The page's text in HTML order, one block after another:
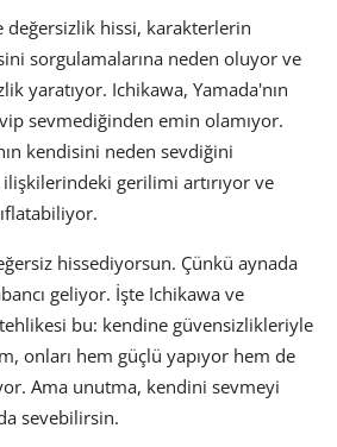
değersizlik hissi, karakterlerin
sorgulamalarına neden oluyor ve
yaratıyor. Ichikawa, Yamada'nın
sevmediğinden emin olamıyor.
kendisini neden sevdiğini
gerilimi artırıyor ve
hissediyorsun. Çünkü aynada
geliyor. İşte Ichikawa ve
bu: kendine güvensizlikleriyle
onları hem güçlü yapıyor hem de
Ama unutma, kendini sevmeyi
sevebilirsin.